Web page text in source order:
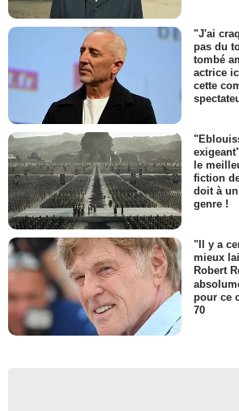
"J'ai
pas du
tombé
actrice
cette
le
fiction
doit à
genre !
"Il y a
mieux
Robert
pour ce
70